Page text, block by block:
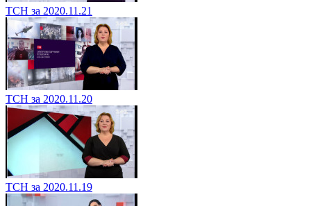
ТСН за 2020.11.21
ТСН за 2020.11.20
ТСН за 2020.11.19